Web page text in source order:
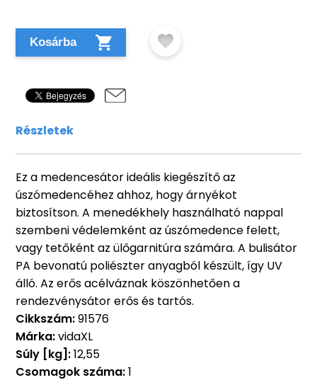
Kosárba
Részletek
Ez a medencesátor ideális kiegészítő az
úszómedencéhez ahhoz, hogy árnyékot
biztosítson. A menedékhely használható nappal
szembeni védelemként az úszómedence felett,
vagy tetőként az ülőgarnitúra számára. A bulisátor
PA bevonatú poliészter anyagból készült, így UV
álló. Az erős acélváznak köszönhetően a
rendezvénysátor erős és tartós.
Cikkszám:91576
Márka:vidaXL
Súly [kg]:12,55
Csomagok száma:1